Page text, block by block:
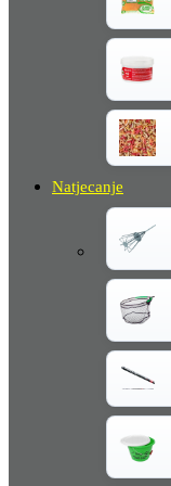
Natjecanje